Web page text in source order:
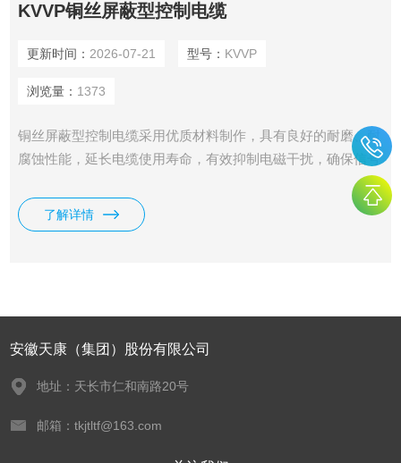
KVVP铜丝屏蔽型控制电缆
更新时间： 2026-07-21 型号： KVVP
浏览量： 1373
铜丝屏蔽型控制电缆采用优质材料制作，具有良好的耐磨、耐
腐蚀性能，延长电缆使用寿命，有效抑制电磁干扰，确保信号
了解详情
安徽天康（集团）股份有限公司
地址：天长市仁和南路20号
邮箱：tkjtltf@163.com